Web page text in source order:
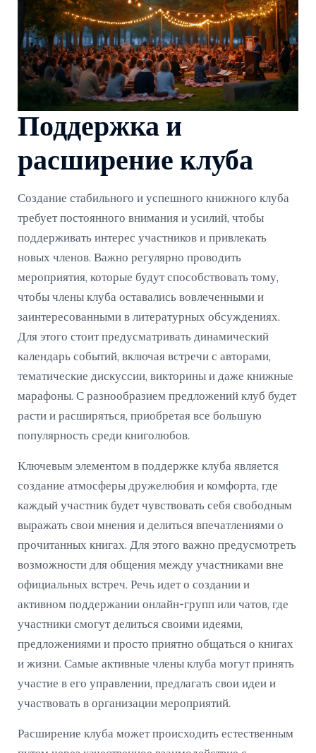
Поддержка и
расширение клуба
Создание стабильного и успешного книжного клуба
требует постоянного внимания и усилий, чтобы
поддерживать интерес участников и привлекать
новых членов. Важно регулярно проводить
мероприятия, которые будут способствовать тому,
чтобы члены клуба оставались вовлеченными и
заинтересованными в литературных обсуждениях.
Для этого стоит предусматривать динамический
календарь событий, включая встречи с авторами,
тематические дискуссии, викторины и даже книжные
марафоны. С разнообразием предложений клуб будет
расти и расширяться, приобретая все большую
популярность среди книголюбов.
Ключевым элементом в поддержке клуба является
создание атмосферы дружелюбия и комфорта, где
каждый участник будет чувствовать себя свободным
выражать свои мнения и делиться впечатлениями о
прочитанных книгах. Для этого важно предусмотреть
возможности для общения между участниками вне
официальных встреч. Речь идет о создании и
активном поддержании онлайн-групп или чатов, где
участники смогут делиться своими идеями,
предложениями и просто приятно общаться о книгах
и жизни. Самые активные члены клуба могут принять
участие в его управлении, предлагать свои идеи и
участвовать в организации мероприятий.
Расширение клуба может происходить естественным